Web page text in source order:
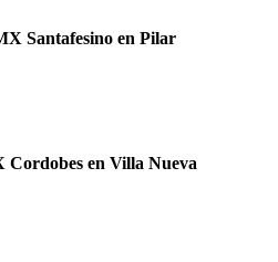
Santafesino en Pilar
Cordobes en Villa Nueva